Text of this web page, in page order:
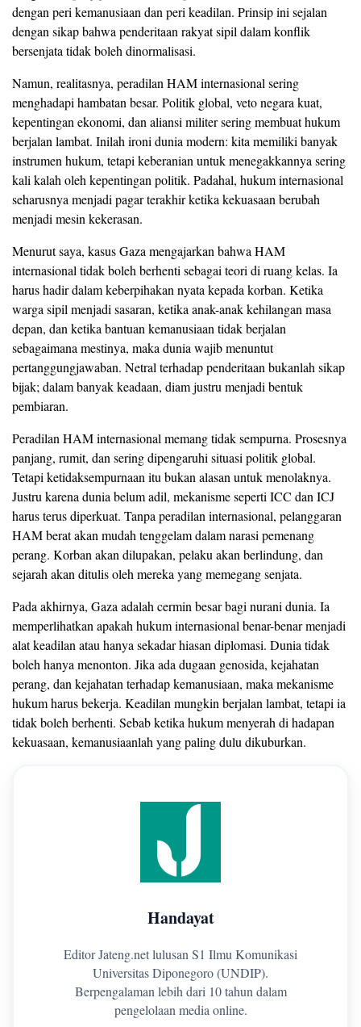
dengan peri kemanusiaan dan peri keadilan. Prinsip ini sejalan
dengan sikap bahwa penderitaan rakyat sipil dalam konflik
bersenjata tidak boleh dinormalisasi.
Namun, realitasnya, peradilan HAM internasional sering
menghadapi hambatan besar. Politik global, veto negara kuat,
kepentingan ekonomi, dan aliansi militer sering membuat hukum
berjalan lambat. Inilah ironi dunia modern: kita memiliki banyak
instrumen hukum, tetapi keberanian untuk menegakkannya sering
kali kalah oleh kepentingan politik. Padahal, hukum internasional
seharusnya menjadi pagar terakhir ketika kekuasaan berubah
menjadi mesin kekerasan.
Menurut saya, kasus Gaza mengajarkan bahwa HAM
internasional tidak boleh berhenti sebagai teori di ruang kelas. Ia
harus hadir dalam keberpihakan nyata kepada korban. Ketika
warga sipil menjadi sasaran, ketika anak-anak kehilangan masa
depan, dan ketika bantuan kemanusiaan tidak berjalan
sebagaimana mestinya, maka dunia wajib menuntut
pertanggungjawaban. Netral terhadap penderitaan bukanlah sikap
bijak; dalam banyak keadaan, diam justru menjadi bentuk
pembiaran.
Peradilan HAM internasional memang tidak sempurna. Prosesnya
panjang, rumit, dan sering dipengaruhi situasi politik global.
Tetapi ketidaksempurnaan itu bukan alasan untuk menolaknya.
Justru karena dunia belum adil, mekanisme seperti ICC dan ICJ
harus terus diperkuat. Tanpa peradilan internasional, pelanggaran
HAM berat akan mudah tenggelam dalam narasi pemenang
perang. Korban akan dilupakan, pelaku akan berlindung, dan
sejarah akan ditulis oleh mereka yang memegang senjata.
Pada akhirnya, Gaza adalah cermin besar bagi nurani dunia. Ia
memperlihatkan apakah hukum internasional benar-benar menjadi
alat keadilan atau hanya sekadar hiasan diplomasi. Dunia tidak
boleh hanya menonton. Jika ada dugaan genosida, kejahatan
perang, dan kejahatan terhadap kemanusiaan, maka mekanisme
hukum harus bekerja. Keadilan mungkin berjalan lambat, tetapi ia
tidak boleh berhenti. Sebab ketika hukum menyerah di hadapan
kekuasaan, kemanusiaanlah yang paling dulu dikuburkan.
Handayat
Editor Jateng.net lulusan S1 Ilmu Komunikasi
Universitas Diponegoro (UNDIP).
Berpengalaman lebih dari 10 tahun dalam
pengelolaan media online.